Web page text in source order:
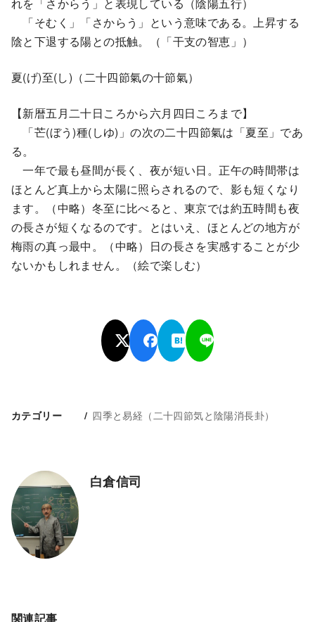
「そむく」「さからう」という意味である。上昇する
陰と下退する陽との抵触。（「干支の智恵」）
夏(げ)至(し)（二十四節氣の十節氣）
【新暦五月二十日ころから六月四日ころまで】
「芒(ぼう)種(しゆ)」の次の二十四節氣は「夏至」であ
る。
一年で最も昼間が長く、夜が短い日。正午の時間帯は
ほとんど真上から太陽に照らされるので、影も短くなり
ます。（中略）冬至に比べると、東京では約五時間も夜
の長さが短くなるのです。とはいえ、ほとんどの地方が
梅雨の真っ最中。（中略）日の長さを実感することが少
ないかもしれません。（絵で楽しむ）
カテゴリー 四季と易経（二十四節気と陰陽消長卦）
白倉信司
関連記事